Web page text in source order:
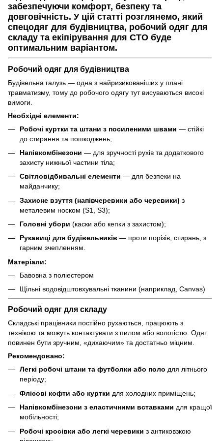
забезпечуючи комфорт, безпеку та
довговічність. У цій статті розглянемо, який
спецодяг для будівництва, робочий одяг для
складу та екіпірування для СТО буде
оптимальним варіантом.
Робочий одяг для будівництва
Будівельна галузь — одна з найризикованіших у плані
травматизму, тому до робочого одягу тут висуваються високі
вимоги.
Необхідні елементи:
Робочі куртки та штани з посиленими швами — стійкі
до стирання та пошкоджень;
Напівкомбінезони — для зручності рухів та додаткового
захисту нижньої частини тіла;
Світловідбивальні елементи — для безпеки на
майданчику;
Захисне взуття (напівчеревики або черевики) з
металевим носком (S1, S3);
Головні убори (каски або кепки з захистом);
Рукавиці для будівельників — проти порізів, стирань, з
гарним зчепленням.
Матеріали:
Бавовна з поліестером
Щільні водовідштовхувальні тканини (наприклад, Canvas)
Робочий одяг для складу
Складські працівники постійно рухаються, працюють з
технікою та можуть контактувати з пилом або вологістю. Одяг
повинен бути зручним, «дихаючим» та достатньо міцним.
Рекомендовано:
Легкі робочі штани та футболки або поло для літнього
періоду;
Флісові кофти або куртки для холодних приміщень;
Напівкомбінезони з еластичними вставками для кращої
мобільності;
Робочі кросівки або легкі черевики з антиковзкою